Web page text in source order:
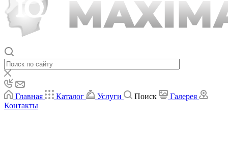
Главная Каталог Услуги Поиск
Галерея
Контакты